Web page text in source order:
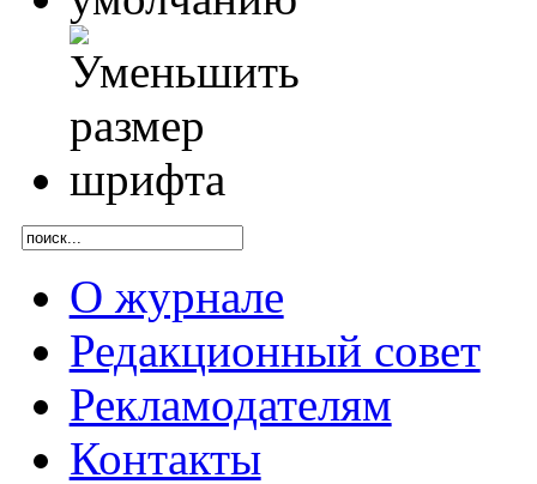
О журнале
Редакционный совет
Рекламодателям
Контакты